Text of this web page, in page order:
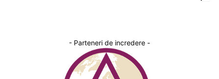
- Parteneri de incredere -